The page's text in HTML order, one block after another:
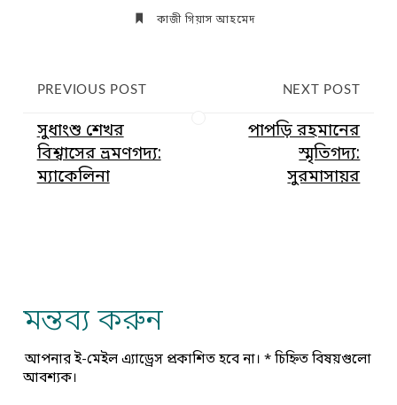
কাজী গিয়াস আহমেদ
PREVIOUS POST
সুধাংশু শেখর
বিশ্বাসের ভ্রমণগদ্য:
ম্যাকেলিনা
NEXT POST
পাপড়ি রহমানের
স্মৃতিগদ্য:
সুরমাসায়র
মন্তব্য করুন
আপনার ই-মেইল এ্যাড্রেস প্রকাশিত হবে না। *চিহ্নিত বিষয়গুলো
আবশ্যক।